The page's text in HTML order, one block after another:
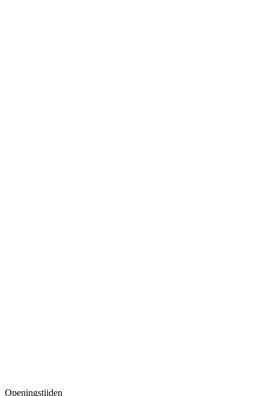
Openingstijden